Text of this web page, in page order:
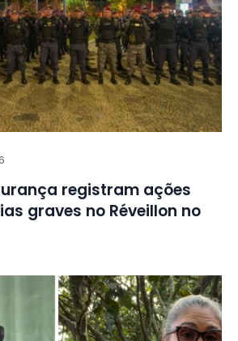
registram ações
graves no Réveillon no